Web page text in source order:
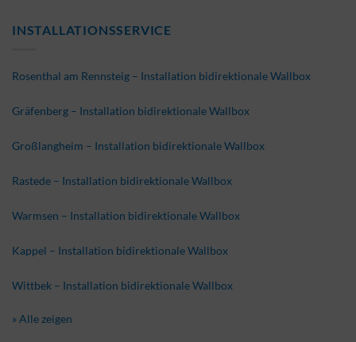
INSTALLATIONSSERVICE
Rosenthal am Rennsteig – Installation bidirektionale Wallbox
Gräfenberg – Installation bidirektionale Wallbox
Großlangheim – Installation bidirektionale Wallbox
Rastede – Installation bidirektionale Wallbox
Warmsen – Installation bidirektionale Wallbox
Kappel – Installation bidirektionale Wallbox
Wittbek – Installation bidirektionale Wallbox
» Alle zeigen